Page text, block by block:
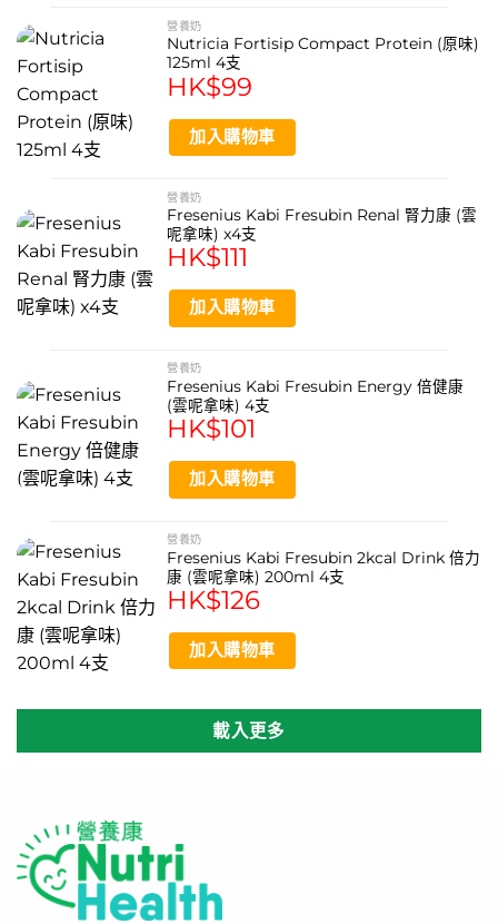
營養奶
Nutricia Fortisip Compact Protein (原味)
125ml 4支
HK$99
加入購物車
營養奶
Fresenius Kabi Fresubin Renal 腎力康 (雲
呢拿味) x4支
HK$111
加入購物車
營養奶
Fresenius Kabi Fresubin Energy 倍健康
(雲呢拿味) 4支
HK$101
加入購物車
營養奶
Fresenius Kabi Fresubin 2kcal Drink 倍力
康 (雲呢拿味) 200ml 4支
HK$126
加入購物車
載入更多